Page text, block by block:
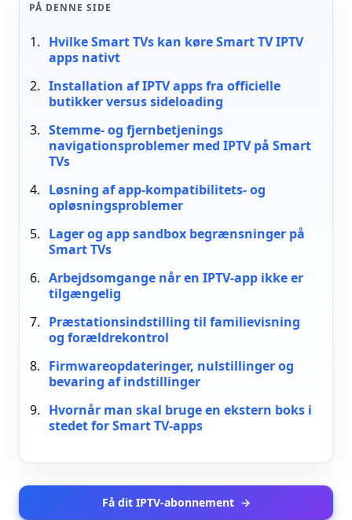
PÅ DENNE SIDE
Hvilke Smart TVs kan køre Smart TV IPTV
apps nativt
Installation af IPTV apps fra officielle
butikker versus sideloading
Stemme- og fjernbetjenings
navigationsproblemer med IPTV på Smart
TVs
Løsning af app-kompatibilitets- og
opløsningsproblemer
Lager og app sandbox begrænsninger på
Smart TVs
Arbejdsomgange når en IPTV-app ikke er
tilgængelig
Præstationsindstilling til familievisning
og forældrekontrol
Firmwareopdateringer, nulstillinger og
bevaring af indstillinger
Hvornår man skal bruge en ekstern boks i
stedet for Smart TV-apps
Få dit IPTV-abonnement →